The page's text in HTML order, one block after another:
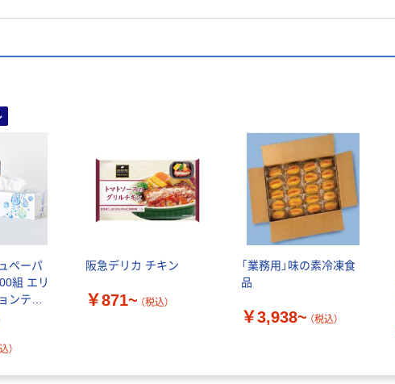
ペーパ
組 エリ
ンティ
FSC認
）
阪急デリカ チキン
￥871~ （税込）
「業務用」味の素冷凍食
品
￥3,938~ （税込）